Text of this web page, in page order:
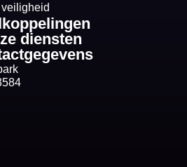
diensten